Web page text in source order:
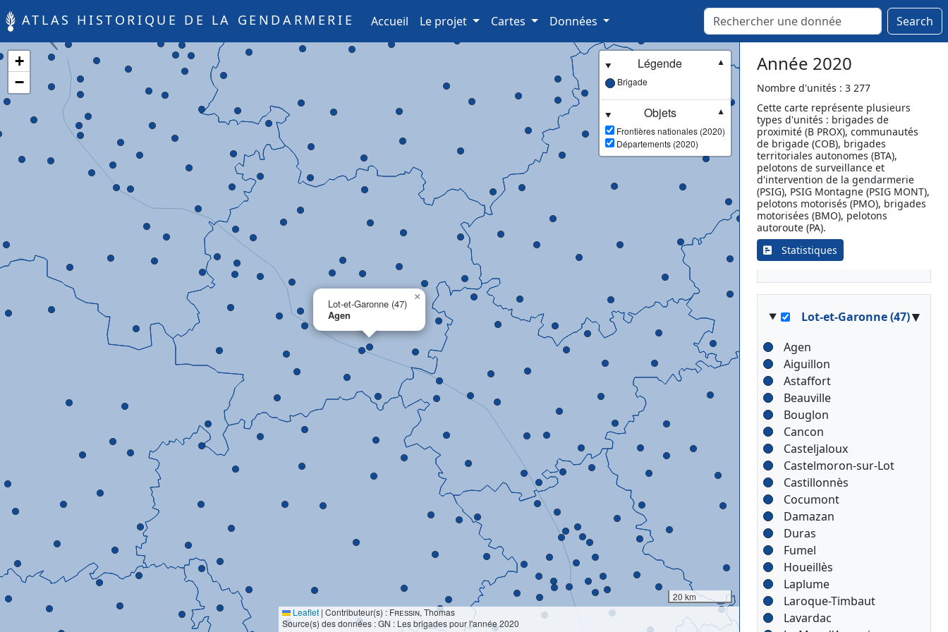
ATLAS HISTORIQUE DE LA GENDARMERIE Accueil (current)
Le projet Cartes Données Search
Lot-et-Garonne (47)
Agen
×
+
−
Légende
▼
Brigade
Objets
▼
Frontières nationales (2020)
Départements (2020)
20 km
Leaflet | Contributeur(s) : Fressin, Thomas
Source(s) des données : GN : Les brigades pour l'année 2020
Année 2020
Nombre d'unités : 3 277
Cette carte représente plusieurs
types d'unités : brigades de
proximité (B PROX), communautés
de brigade (COB), brigades
territoriales autonomes (BTA),
pelotons de surveillance et
d'intervention de la gendarmerie
(PSIG), PSIG Montagne (PSIG MONT),
pelotons motorisés (PMO), brigades
motorisées (BMO), pelotons
autoroute (PA).
Statistiques
Gramat
Lacapelle-Marival
Lalbenque
Limogne-en-Quercy
Livernon
Luzech
Martel
Montcuq-en-Quercy-Blanc
Payrac
Puy-l'Évêque
Saint Géry-Vers
Saint-Céré
Souillac
Sousceyrac-en-Quercy
Vayrac
Lot-et-Garonne (47)▾
Agen
Aiguillon
Astaffort
Beauville
Bouglon
Cancon
Casteljaloux
Castelmoron-sur-Lot
Castillonnès
Cocumont
Damazan
Duras
Fumel
Houeillès
Laplume
Laroque-Timbaut
Lavardac